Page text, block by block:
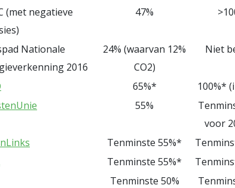
(met negatieve
47%
Nationale
2016
24% (waarvan 12%
CO2)
Niet
65%*
100%*
55%
voor
Tenminste 55%*
Tenminste 55%*
Tenminste 50%